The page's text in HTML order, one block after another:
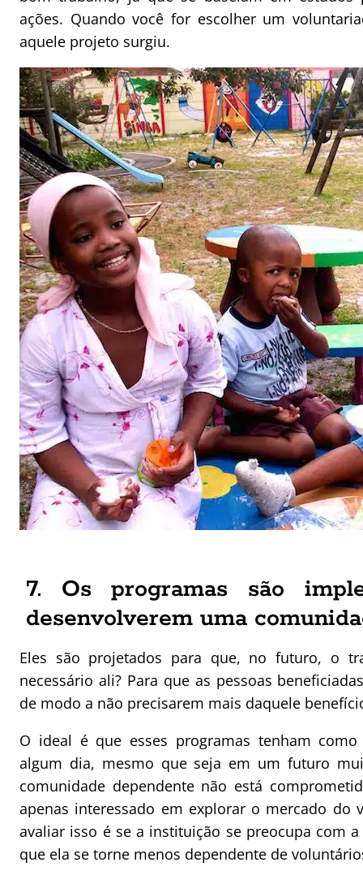
ações. Quando você for escolher um
aquele projeto surgiu.
7. Os programas são
desenvolverem uma
Eles são projetados para que, no futuro, o
necessário ali? Para que as pessoas
de modo a não precisarem mais daquele
O ideal é que esses programas tenham
algum dia, mesmo que seja em um futuro
comunidade dependente não está
apenas interessado em explorar o mercado do
avaliar isso é se a instituição se preocupa com
que ela se torne menos dependente de